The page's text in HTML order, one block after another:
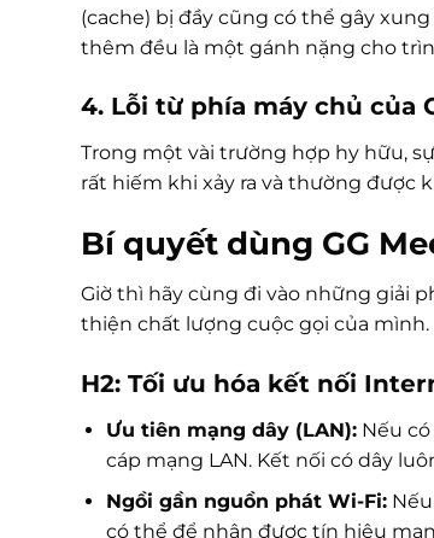
(cache) bị đầy cũng có thể gây
thêm đều là một gánh nặng cho
4. Lỗi từ phía máy chủ của
Trong một vài trường hợp hy hữu,
rất hiếm khi xảy ra và thường được
Bí quyết dùng GG
Giờ thì hãy cùng đi vào những giải
thiện chất lượng cuộc gọi của mình.
H2: Tối ưu hóa kết nối
Ưu tiên mạng dây (LAN):Nếu có
cáp mạng LAN. Kết nối có dây
Ngồi gần nguồn phát Wi-Fi:Nếu
có thể để nhận được tín hiệu